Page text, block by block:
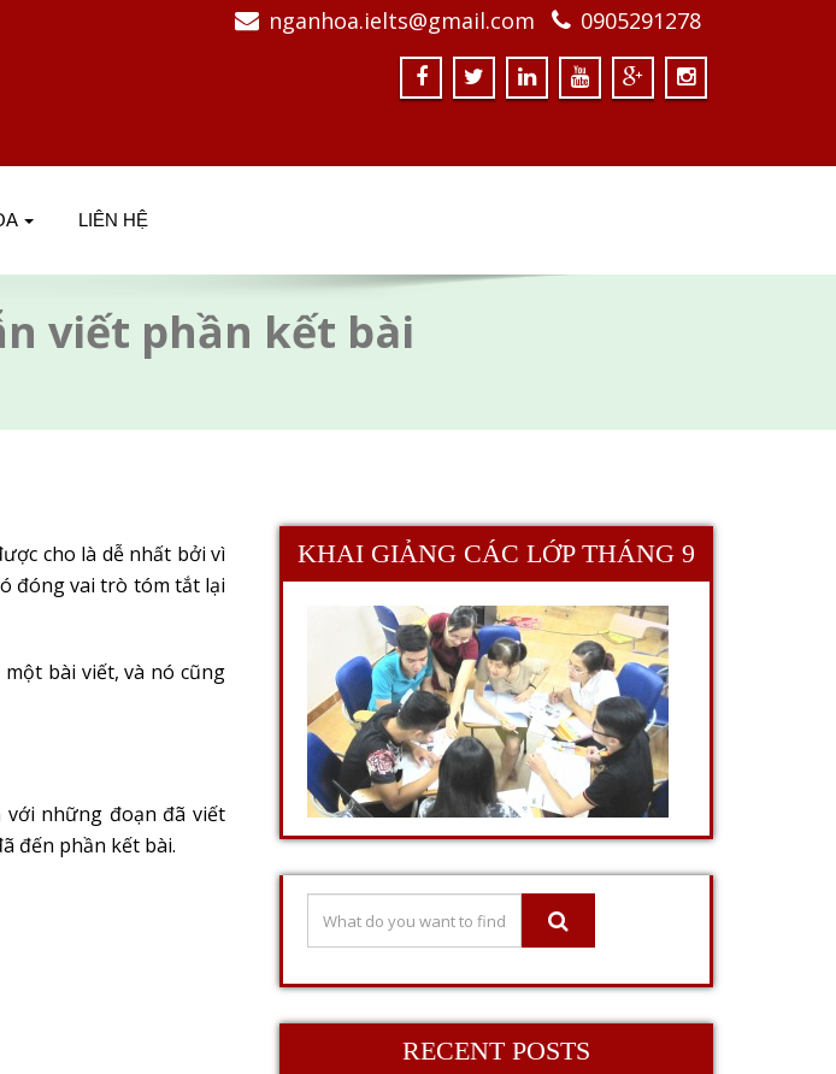
nganhoa.ielts@gmail.com 0905291278
LIÊN HỆ
viết phần kết bài
cho là dễ nhất bởi vì
đóng vai trò tóm tắt lại
bài viết, và nó cũng
với những đoạn đã viết
đến phần kết bài.
KHAI GIẢNG CÁC LỚP THÁNG 9
RECENT POSTS